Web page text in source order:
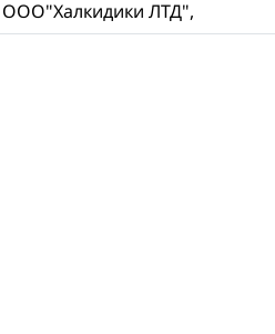
ООО"Халкидики ЛТД",